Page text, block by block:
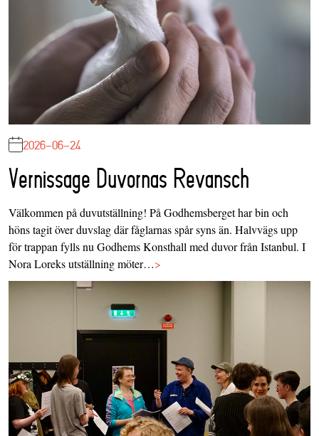
2026-06-24
Vernissage Duvornas Revansch
Välkommen på duvutställning! På Godhemsberget har bin och
höns tagit över duvslag där fåglarnas spår syns än. Halvvägs upp
för trappan fylls nu Godhems Konsthall med duvor från Istanbul. I
Nora Loreks utställning möter…>